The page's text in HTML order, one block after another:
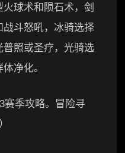
球术和陨石术，剑
斗怒吼，冰骑选择
照或圣疗，光骑选
净化。